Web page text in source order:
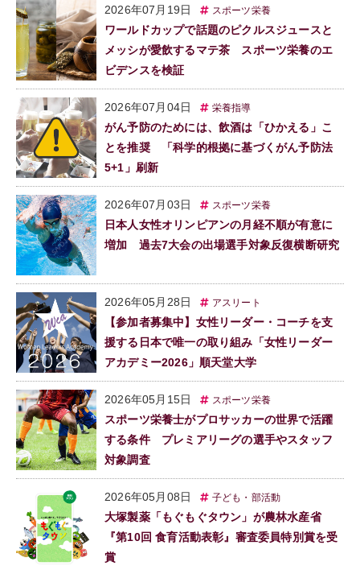
2026年07月19日 スポーツ栄養
ワールドカップで話題のピクルスジュースと
メッシが愛飲するマテ茶 スポーツ栄養のエ
ビデンスを検証
2026年07月04日 栄養指導
がん予防のためには、飲酒は「ひかえる」こ
とを推奨 「科学的根拠に基づくがん予防法
5+1」刷新
2026年07月03日 スポーツ栄養
日本人女性オリンピアンの月経不順が有意に
増加 過去7大会の出場選手対象反復横断研究
2026年05月28日 アスリート
【参加者募集中】女性リーダー・コーチを支
援する日本で唯一の取り組み「女性リーダー
アカデミー2026」順天堂大学
2026年05月15日 スポーツ栄養
スポーツ栄養士がプロサッカーの世界で活躍
する条件 プレミアリーグの選手やスタッフ
対象調査
2026年05月08日 子ども・部活動
大塚製薬「もぐもぐタウン」が農林水産省
『第10回 食育活動表彰』審査委員特別賞を受
賞